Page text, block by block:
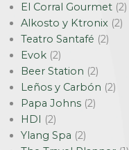
El Corral Gourmet (2)
Alkosto y Ktronix (2)
Teatro Santafé (2)
Evok (2)
Beer Station (2)
Leños y Carbón (2)
Papa Johns (2)
HDI (2)
Ylang Spa (2)